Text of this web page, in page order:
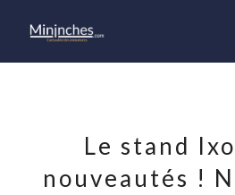
Le stand
nouveautés !